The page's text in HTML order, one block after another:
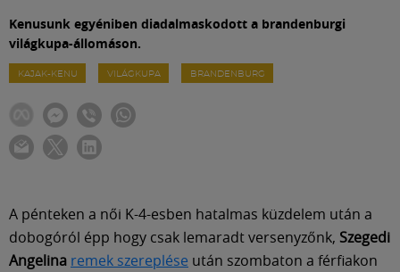
Kenusunk egyéniben diadalmaskodott a brandenburgi
világkupa-állomáson.
KAJAK-KENU VILÁGKUPA BRANDENBURG
A pénteken a női K-4-esben hatalmas küzdelem után a
dobogóról épp hogy csak lemaradt versenyzőnk, Szegedi
Angelina remek szereplése után szombaton a férfiakon
Meccscenter
Klub
Shop